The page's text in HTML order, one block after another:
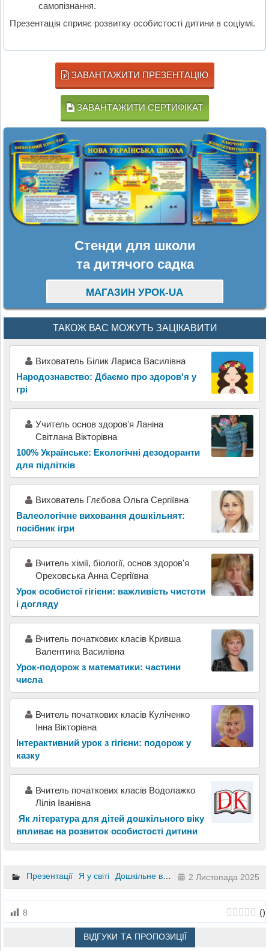
самопізнання.
Презентація сприяє розвитку особистості дитини в соціумі.
ЗАВАНТАЖИТИ ПРЕЗЕНТАЦІЮ
ЗАВАНТАЖИТИ СЕРТИФІКАТ
Стенди для школи
та дитячого садка
МАГАЗИН УРОК-UA
ТАКОЖ ВАС МОЖУТЬ ЗАЦІКАВИТИ
Вихователь Білик Лариса Василівна
Народознавство: Дбаємо про здоров'я у
грі
Учитель основ здоров'я Ланіна
Світлана Вікторівна
100% Українське: Екологічні дезодоранти
для підлітків
Вихователь Глєбова Ольга Сергіївна
Валеологічне виховання дошкільнят:
посібник ігри
Вчитель хімії, біології, основ здоров'я
Ореховська Анна Сергіївна
Урок особистої гігієни: важливість чистоти
і догляду
Вчитель початкових класів Кривша
Валентина Василівна
Урок-подорож з математики: частини
числа
Вчитель початкових класів Куліченко
Інна Вікторівна
Інтерактивний урок з гігієни: подорож у
казку
Вчитель початкових класів Водолажко
Лілія Іванівна
Як література для дітей дошкільного віку
впливає на розвиток особистості дитини
Презентації Я у світі Дошкільне виховання 2 Листопада 2025
8 ()
ВІДГУКИ ТА ПРОПОЗИЦІЇ